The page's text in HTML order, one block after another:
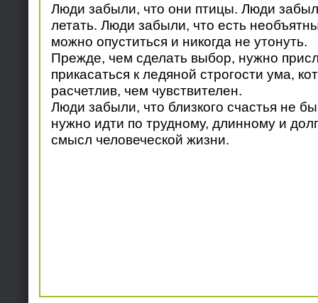
Люди забыли, что они птицы. Люди
летать. Люди забыли, что есть
можно опуститься и никогда не утонуть.
Прежде, чем сделать выбор, нужно
прикасаться к ледяной строгости ума,
расчетлив, чем чувствителен.
Люди забыли, что близкого счастья не
нужно идти по трудному, длинному и
смысл человеческой жизни.